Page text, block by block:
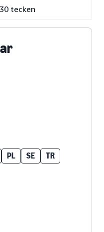
30 tecken
PL SE
TR